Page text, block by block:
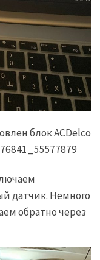
блок ACDelco
датчик. Немного
обратно через